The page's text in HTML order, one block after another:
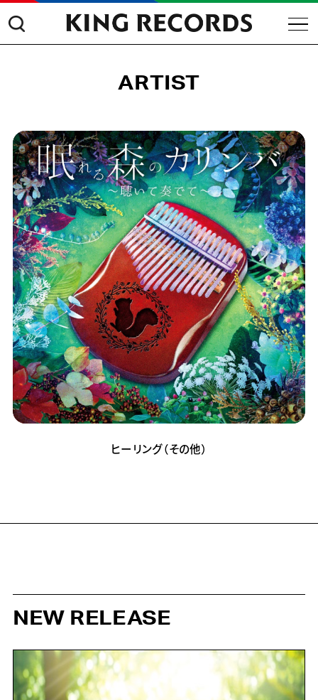
ARTIST
ヒーリング（その他）
NEW RELEASE